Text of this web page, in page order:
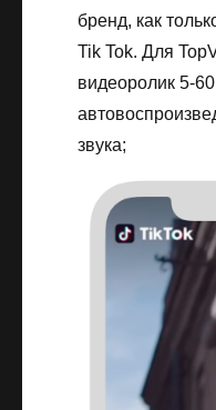
бренд, как
Tik Tok. Для
видеоролик 5-
звука;